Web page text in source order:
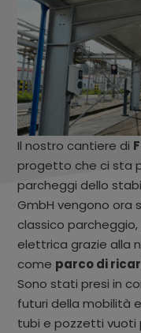
Il nostro cantiere di
progetto che ci sta
parcheggi dello
GmbH vengono ora
classico
elettrica grazie alla
come parco di
Sono stati presi in
futuri della mobilità
tubi e pozzetti vuoti